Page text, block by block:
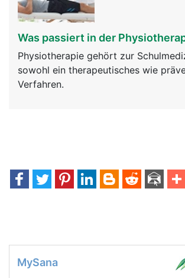
Was passiert in der
Physiotherapie gehört zur
sowohl ein therapeutisches wie
Verfahren.
MySana